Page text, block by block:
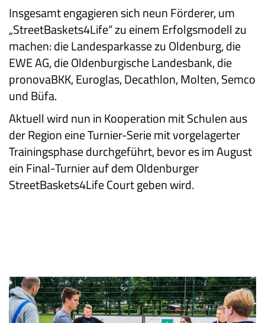
Insgesamt engagieren sich neun Förderer, um
„StreetBaskets4Life“ zu einem Erfolgsmodell zu
machen: die Landesparkasse zu Oldenburg, die
EWE AG, die Oldenburgische Landesbank, die
pronovaBKK, Euroglas, Decathlon, Molten, Semco
und Büfa.
Aktuell wird nun in Kooperation mit Schulen aus
der Region eine Turnier-Serie mit vorgelagerter
Trainingsphase durchgeführt, bevor es im August
ein Final-Turnier auf dem Oldenburger
StreetBaskets4Life Court geben wird.